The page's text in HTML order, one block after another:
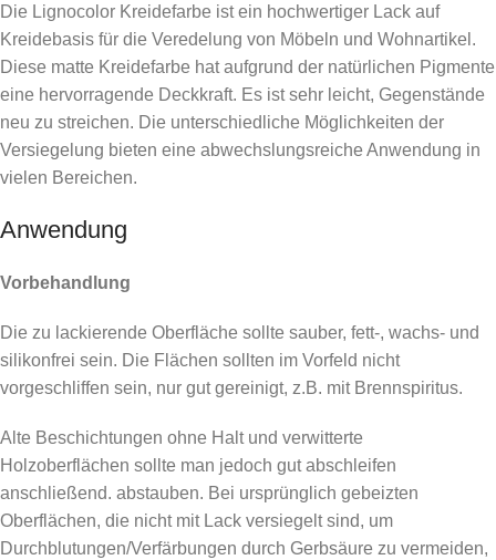
Die Lignocolor Kreidefarbe ist ein hochwertiger Lack auf
Kreidebasis für die Veredelung von Möbeln und Wohnartikel.
Diese matte Kreidefarbe hat aufgrund der natürlichen Pigmente
eine hervorragende Deckkraft. Es ist sehr leicht, Gegenstände
neu zu streichen. Die unterschiedliche Möglichkeiten der
Versiegelung bieten eine abwechslungsreiche Anwendung in
vielen Bereichen.
Anwendung
Vorbehandlung
Die zu lackierende Oberfläche sollte sauber, fett-, wachs- und
silikonfrei sein. Die Flächen sollten im Vorfeld nicht
vorgeschliffen sein, nur gut gereinigt, z.B. mit Brennspiritus.
Alte Beschichtungen ohne Halt und verwitterte
Holzoberflächen sollte man jedoch gut abschleifen
anschließend. abstauben. Bei ursprünglich gebeizten
Oberflächen, die nicht mit Lack versiegelt sind, um
Durchblutungen/Verfärbungen durch Gerbsäure zu vermeiden,